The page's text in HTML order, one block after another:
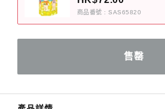
商品番號 : SAS65820